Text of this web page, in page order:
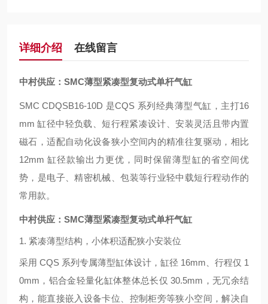
详细介绍 在线留言
中村供应：SMC薄型紧凑型复动式单杆气缸
SMC CDQSB16-10D 是CQS 系列经典薄型气缸，主打16
mm 缸径中轻负载、短行程紧凑设计、安装灵活且带内置
磁石，适配自动化设备狭小空间内的精准往复驱动，相比
12mm 缸径款输出力更优，同时保留薄型缸的省空间优
势，是电子、精密机械、包装等行业轻中载短行程动作的
常用款。
中村供应：SMC薄型紧凑型复动式单杆气缸
1. 紧凑薄型结构，小体积适配狭小安装位
采用 CQS 系列专属薄型缸体设计，缸径 16mm、行程仅 1
0mm，铝合金轻量化缸体整体总长仅 30.5mm，无冗余结
构，能直接嵌入设备卡位、控制柜旁等狭小空间，解决自